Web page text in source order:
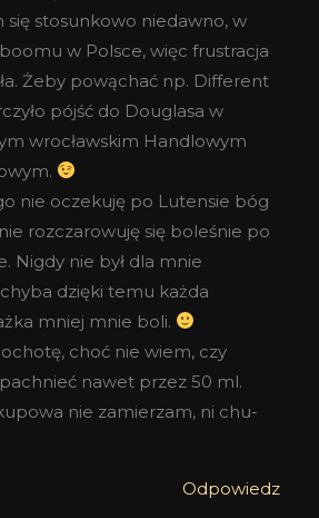
się stosunkowo niedawno, w
w Polsce, więc frustracja
Żeby powąchać np. Different
pójść do Douglasa w
wrocławskim Handlowym
nie oczekuję po Lutensie bóg
rozczarowuję się boleśnie po
Nigdy nie był dla mnie
dzięki temu każda
mniej mnie boli.
choć nie wiem, czy
nawet przez 50 ml.
nie zamierzam, ni chu-
Odpowiedz